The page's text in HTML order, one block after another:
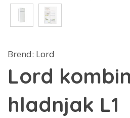
Brend: Lord
Lord
hladnjak L1